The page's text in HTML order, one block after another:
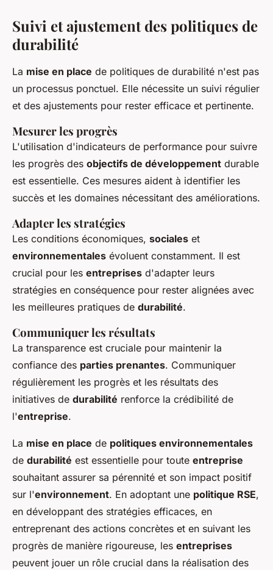
Suivi et ajustement des politiques de
durabilité
La mise en place de politiques de durabilité n'est pas
un processus ponctuel. Elle nécessite un suivi régulier
et des ajustements pour rester efficace et pertinente.
Mesurer les progrès
L'utilisation d'indicateurs de performance pour suivre
les progrès des objectifs de développement durable
est essentielle. Ces mesures aident à identifier les
succès et les domaines nécessitant des améliorations.
Adapter les stratégies
Les conditions économiques, sociales et
environnementales évoluent constamment. Il est
crucial pour les entreprises d'adapter leurs
stratégies en conséquence pour rester alignées avec
les meilleures pratiques de durabilité.
Communiquer les résultats
La transparence est cruciale pour maintenir la
confiance des parties prenantes. Communiquer
régulièrement les progrès et les résultats des
initiatives de durabilité renforce la crédibilité de
l'entreprise.
La mise en place de politiques environnementales
de durabilité est essentielle pour toute entreprise
souhaitant assurer sa pérennité et son impact positif
sur l'environnement. En adoptant une politique RSE,
en développant des stratégies efficaces, en
entreprenant des actions concrètes et en suivant les
progrès de manière rigoureuse, les entreprises
peuvent jouer un rôle crucial dans la réalisation des